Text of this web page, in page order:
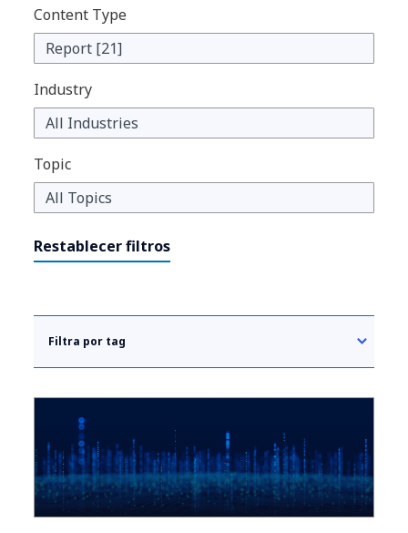
Content Type
Industry
Topic
Restablecer filtros
Filtra por tag